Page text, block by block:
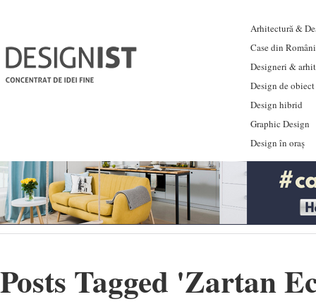
Arhitectură &
Case din
Designeri &
Design de obiect
Design hibrid
Graphic Design
Design în oraș
Posts Tagged 'Zartan